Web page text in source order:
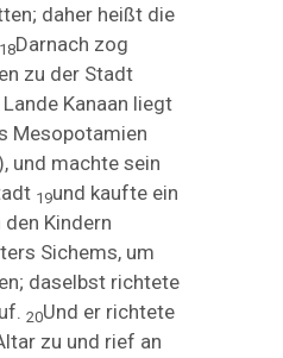
daher heißt die
18Darnach zog
zu der Stadt
Kanaan liegt
Mesopotamien
und machte sein
19und kaufte ein
Kindern
Sichems, um
daselbst richtete
20Und er richtete
zu und rief an